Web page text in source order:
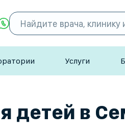
Услуги
детей в